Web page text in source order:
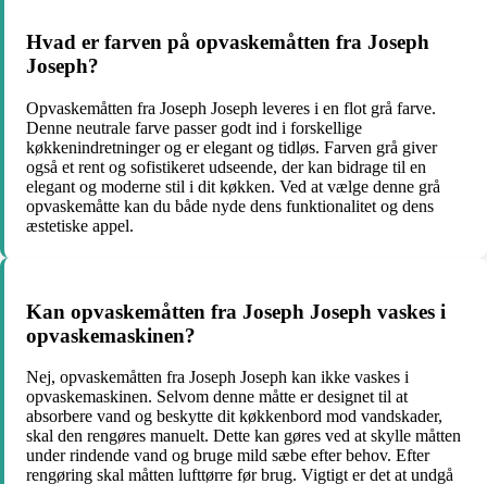
Hvad er farven på opvaskemåtten fra Joseph
Joseph?
Opvaskemåtten fra Joseph Joseph leveres i en flot grå farve.
Denne neutrale farve passer godt ind i forskellige
køkkenindretninger og er elegant og tidløs. Farven grå giver
også et rent og sofistikeret udseende, der kan bidrage til en
elegant og moderne stil i dit køkken. Ved at vælge denne grå
opvaskemåtte kan du både nyde dens funktionalitet og dens
æstetiske appel.
Kan opvaskemåtten fra Joseph Joseph vaskes i
opvaskemaskinen?
Nej, opvaskemåtten fra Joseph Joseph kan ikke vaskes i
opvaskemaskinen. Selvom denne måtte er designet til at
absorbere vand og beskytte dit køkkenbord mod vandskader,
skal den rengøres manuelt. Dette kan gøres ved at skylle måtten
under rindende vand og bruge mild sæbe efter behov. Efter
rengøring skal måtten lufttørre før brug. Vigtigt er det at undgå